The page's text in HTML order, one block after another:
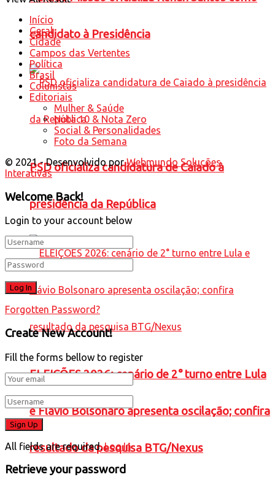
candidato à Presidência
PSD oficializa candidatura de Caiado à
presidência da República
ELEIÇÕES 2026: cenário de 2° turno entre Lula
e Flávio Bolsonaro apresenta oscilação; confira
resultado da pesquisa BTG/Nexus
Início
Geral
Cidade
Campos das Vertentes
Política
Brasil
Colunistas
Editoriais
Mulher & Saúde
Nota 10 & Nota Zero
Social & Personalidades
Foto da Semana
© 2021 - Desenvolvido porWebmundo Soluções
Interativas
Welcome Back!
Login to your account below
Forgotten Password?
Create New Account!
Fill the forms bellow to register
All fields are required. Log In
Retrieve your password